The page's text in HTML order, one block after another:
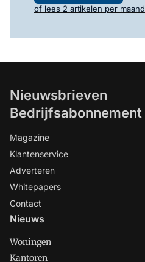
of lees 2 artikelen per maand
Nieuwsbrieven
Bedrijfsabonnement
Magazine
Klantenservice
Adverteren
Whitepapers
Contact
Nieuws
Woningen
Kantoren